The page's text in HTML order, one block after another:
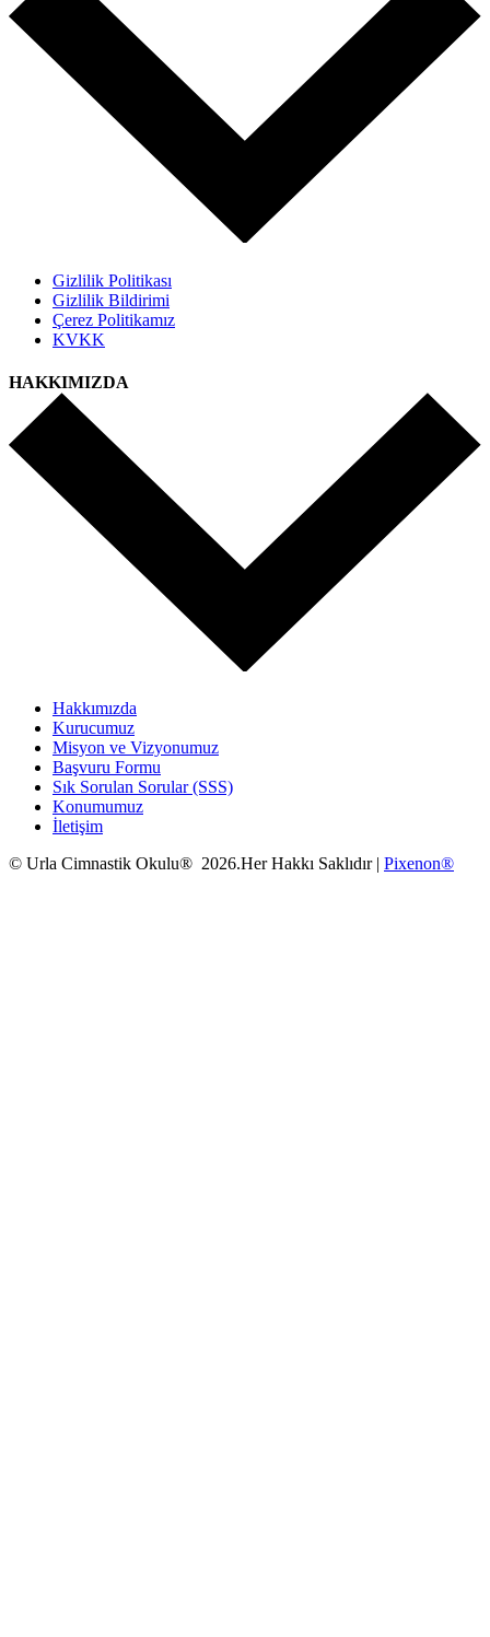
Gizlilik Politikası
Gizlilik Bildirimi
Çerez Politikamız
KVKK
HAKKIMIZDA
Hakkımızda
Kurucumuz
Misyon ve Vizyonumuz
Başvuru Formu
Sık Sorulan Sorular (SSS)
Konumumuz
İletişim
© Urla Cimnastik Okulu® 2026.Her Hakkı Saklıdır | Pixenon®